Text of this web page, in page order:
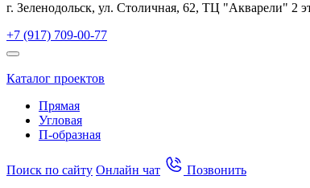
г. Зеленодольск, ул. Столичная, 62, ТЦ "Акварели" 2
+7 (917) 709-00-77
Каталог проектов
Прямая
Угловая
П-образная
Поиск по сайту Онлайн чат
Позвонить